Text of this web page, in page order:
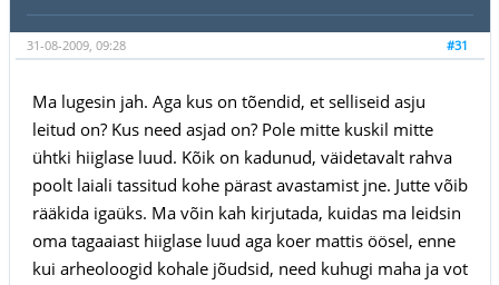
#31
31-08-2009, 09:28
Ma lugesin jah. Aga kus on tõendid, et selliseid asju
leitud on? Kus need asjad on? Pole mitte kuskil mitte
ühtki hiiglase luud. Kõik on kadunud, väidetavalt rahva
poolt laiali tassitud kohe pärast avastamist jne. Jutte võib
rääkida igaüks. Ma võin kah kirjutada, kuidas ma leidsin
oma tagaaiast hiiglase luud aga koer mattis öösel, enne
kui arheoloogid kohale jõudsid, need kuhugi maha ja vot